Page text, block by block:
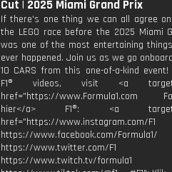
Cut | 2025 Miami Grand Prix
If there's one thing we can all agree
the LEGO race before the 2025 Miami
was one of the most entertaining
ever happened. Join us as we go
10 CARS from this one-of-a-kind
F1® videos, visit <a
href="https://www.Formula1.com
hier</a> F1®: <a
href="https://www.instagram.com/F1
https://www.facebook.com/Formula1/
https://www.twitter.com/F1
https://www.twitch.tv/formula1